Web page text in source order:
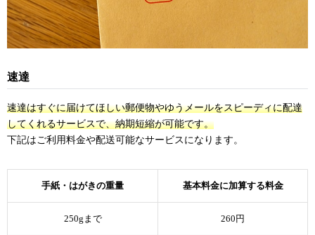
速達
速達はすぐに届けてほしい郵便物やゆうメールをスピーディに配達
してくれるサービスで、納期短縮が可能です。
下記はご利用料金や配送可能なサービスになります。
手紙・はがきの重量 基本料金に加算する料金
250gまで 260円